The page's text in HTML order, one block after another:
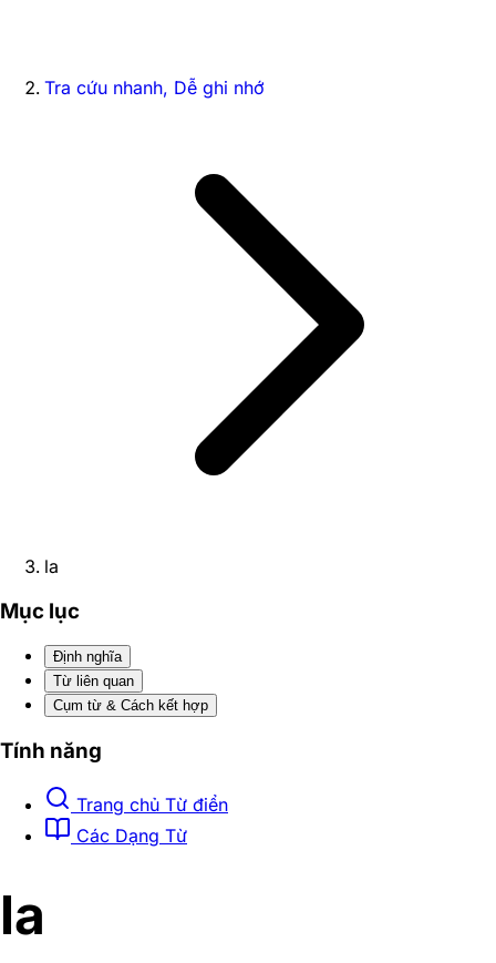
Tra cứu nhanh, Dễ ghi nhớ
la
Mục lục
Định nghĩa
Từ liên quan
Cụm từ & Cách kết hợp
Tính năng
Trang chủ Từ điển
Các Dạng Từ
la